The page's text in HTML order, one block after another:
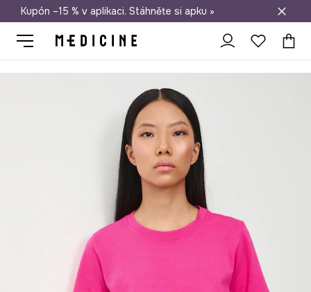
Doprava zdarma při nákupu nad 1 200 Kč
Kupón –15 % v aplikaci. Stáhněte si apku »